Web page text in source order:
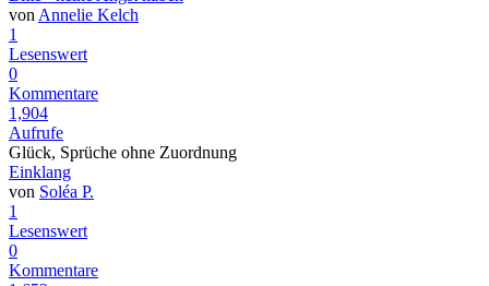
vonAnnelie Kelch
1
Lesenswert
0
Kommentare
1,904
Aufrufe
Glück, Sprüche ohne Zuordnung
Einklang
von Soléa P.
1
Lesenswert
0
Kommentare